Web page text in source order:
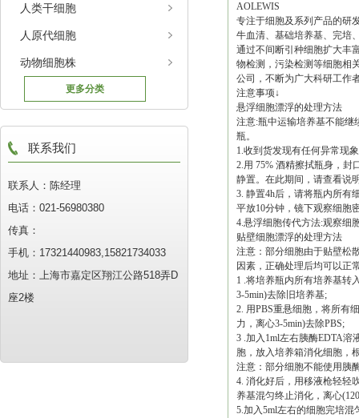
人类干细胞
人原代细胞
动物细胞株
更多分类
联系我们
联系人：陈经理
电话：021-56980380
传真：
手机：17321440983,15821734033
地址：上海市嘉定区翔江公路518弄D
座2楼
AOLEWIS
专注于细胞及系列产品的研
牛血清、基础培养基、完培
通过不间断引种细胞扩大丰
物检测，污染检测等细胞相
公司，不断为广大科研工作
注意事项↓
悬浮细胞漂浮的处理方法
注意:瓶中运输培养基不能继
瓶。
1.收到货发现有任何异常现
2.用 75% 酒精擦拭瓶身，封
静置。在此期间，请查看说
3. 静置4h后，请将瓶内所有
平放10分钟，镜下观察细胞
4.悬浮细胞传代方法:观察细
贴壁细胞漂浮的处理方法
注意：部分细胞由于贴壁松
因素，正确处理后均可以正
1 .将培养瓶内所有培养基转
3-5min)去除旧培养基;
2. 用PBS重悬细胞，将所有
力，离心3-5min)去除PBS;
3 .加入1ml左右胰酶EDTA溶
胞，放入培养箱消化细胞，
注意：部分细胞不能使用胰
4. 消化好后，用移液枪轻轻
养基混匀终止消化，离心
5.加入5ml左右的细胞完培